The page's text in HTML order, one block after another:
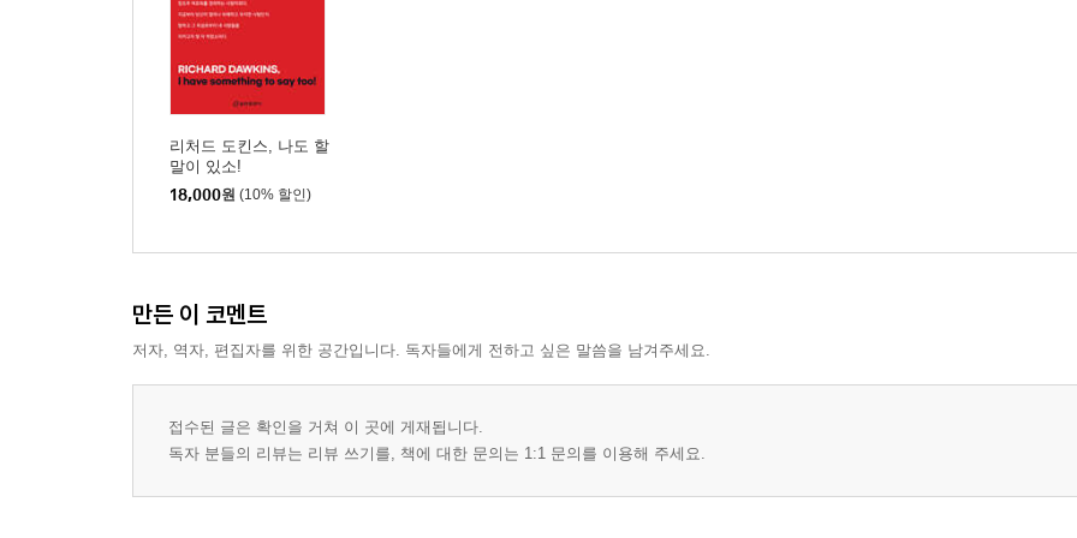
27장 동물 구원과 목회
28장 문화명령의 이해
29장 동물에 대한 나의 생각
30장 신학과 학문의 경계선
맺는말
리처드 도킨스, 나도 할
말이 있소!
18,000원 (10% 할인)
만든 이 코멘트
저자, 역자, 편집자를 위한 공간입니다. 독자들에게 전하고 싶은 말씀을 남겨주세요.
접수된 글은 확인을 거쳐 이 곳에 게재됩니다.
독자 분들의 리뷰는 리뷰 쓰기를, 책에 대한 문의는 1:1 문의를 이용해 주세요.